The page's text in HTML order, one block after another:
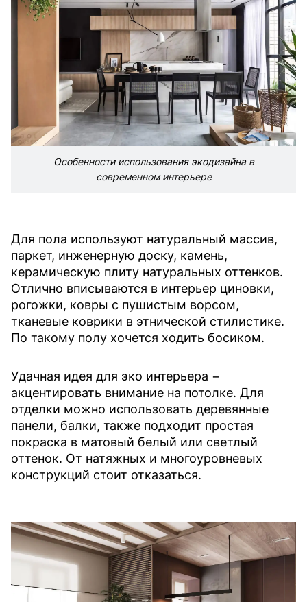
Особенности использования экодизайна в
современном интерьере
Для пола используют натуральный массив,
паркет, инженерную доску, камень,
керамическую плиту натуральных оттенков.
Отлично вписываются в интерьер циновки,
рогожки, ковры с пушистым ворсом,
тканевые коврики в этнической стилистике.
По такому полу хочется ходить босиком.
Удачная идея для эко интерьера −
акцентировать внимание на потолке. Для
отделки можно использовать деревянные
панели, балки, также подходит простая
покраска в матовый белый или светлый
оттенок. От натяжных и многоуровневых
конструкций стоит отказаться.